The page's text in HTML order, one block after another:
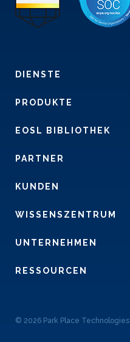
DIENSTE
PRODUKTE
EOSL BIBLIOTHEK
PARTNER
KUNDEN
WISSENSZENTRUM
UNTERNEHMEN
RESSOURCEN
© 2026 Park Place Technologies